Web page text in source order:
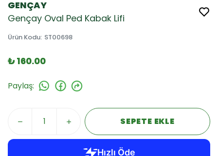
GENÇAY
Gençay Oval Ped Kabak Lifi
Ürün Kodu: ST00698
₺ 160.00
Paylaş:
SEPETE EKLE